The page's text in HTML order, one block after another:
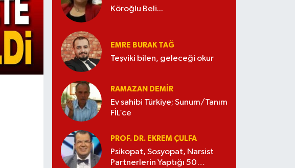
Köroğlu Beli...
EMRE BURAK TAĞ
Teşviki bilen, geleceği okur
RAMAZAN DEMİR
Ev sahibi Türkiye; Sunum/Tanım
FİL’ce
PROF. DR. EKREM ÇULFA
Psikopat, Sosyopat, Narsist
Partnerlerin Yaptığı 50